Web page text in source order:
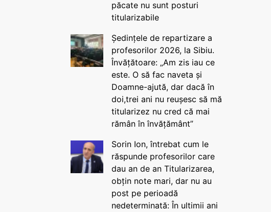
păcate nu sunt posturi
titularizabile
Ședințele de repartizare a
profesorilor 2026, la Sibiu.
Învățătoare: „Am zis iau ce
este. O să fac naveta și
Doamne-ajută, dar dacă în
doi,trei ani nu reușesc să mă
titularizez nu cred că mai
rămân în învățământ”
Sorin Ion, întrebat cum le
răspunde profesorilor care
dau an de an Titularizarea,
obțin note mari, dar nu au
post pe perioadă
nedeterminată: În ultimii ani